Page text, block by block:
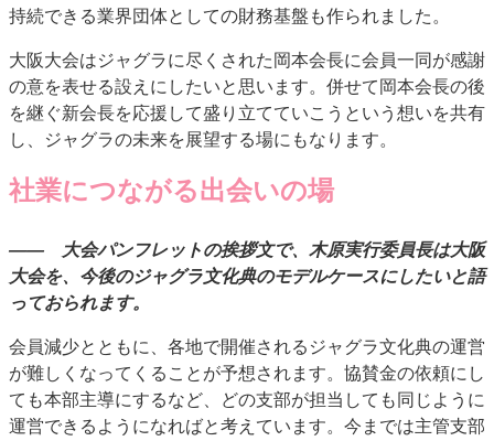
持続できる業界団体としての財務基盤も作られました。
大阪大会はジャグラに尽くされた岡本会長に会員一同が感謝
の意を表せる設えにしたいと思います。併せて岡本会長の後
を継ぐ新会長を応援して盛り立てていこうという想いを共有
し、ジャグラの未来を展望する場にもなります。
社業につながる出会いの場
―― 大会パンフレットの挨拶文で、木原実行委員長は大阪
大会を、今後のジャグラ文化典のモデルケースにしたいと語
っておられます。
会員減少とともに、各地で開催されるジャグラ文化典の運営
が難しくなってくることが予想されます。協賛金の依頼にし
ても本部主導にするなど、どの支部が担当しても同じように
運営できるようになればと考えています。今までは主管支部